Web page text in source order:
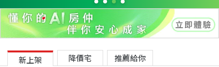
新上架 降價宅 推薦給你